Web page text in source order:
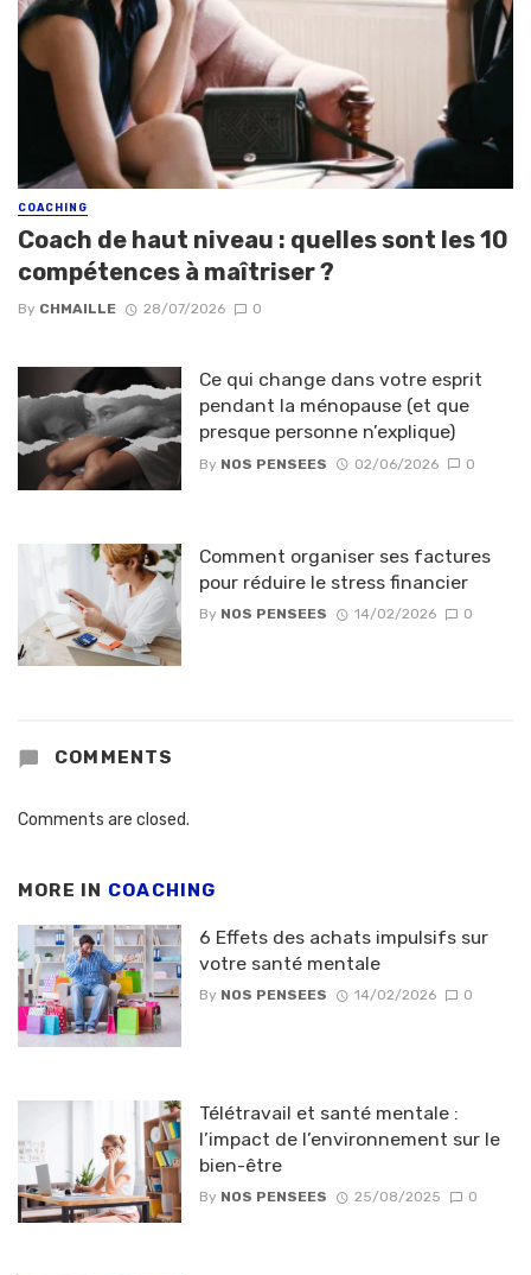
COACHING
Coach de haut niveau : quelles sont les 10
compétences à maîtriser ?
By CHMAILLE 28/07/2026 0
Ce qui change dans votre esprit
pendant la ménopause (et que
presque personne n’explique)
By NOS PENSEES 02/06/2026 0
Comment organiser ses factures
pour réduire le stress financier
By NOS PENSEES 14/02/2026 0
COMMENTS
Comments are closed.
MORE IN COACHING
6 Effets des achats impulsifs sur
votre santé mentale
By NOS PENSEES 14/02/2026 0
Télétravail et santé mentale :
l’impact de l’environnement sur le
bien-être
By NOS PENSEES 25/08/2025 0